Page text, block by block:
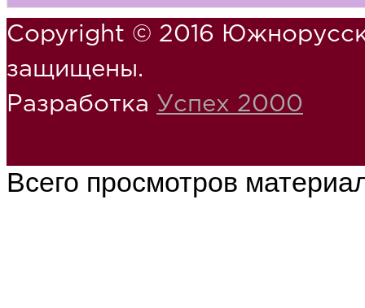
Copyright © 2016
защищены.
Разработка Успех 2000
Всего просмотров